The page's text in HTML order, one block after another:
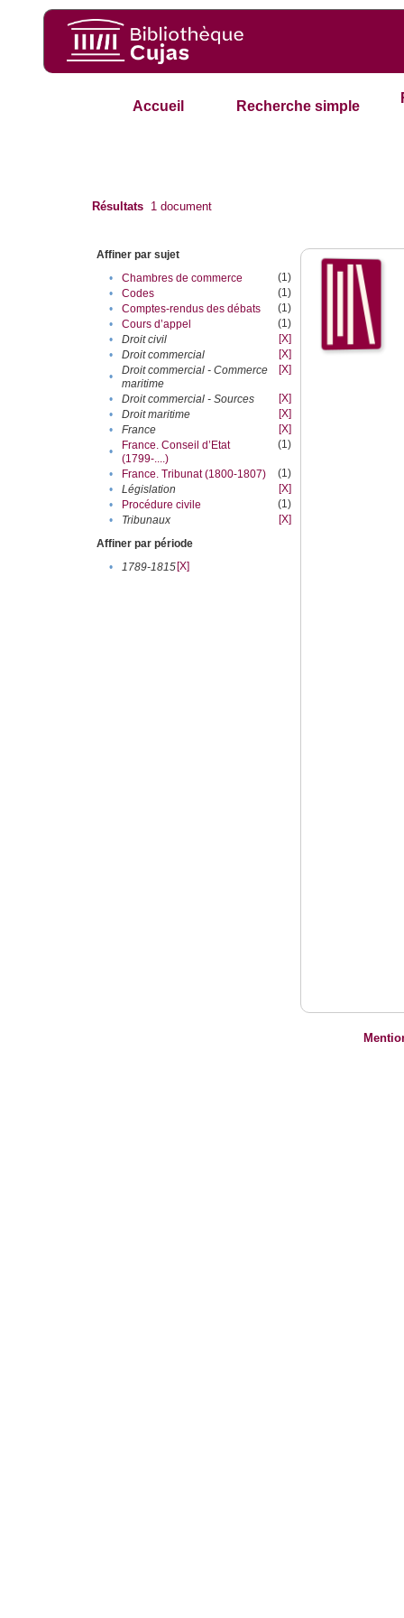
Accueil Recherche simple
Résultats 1 document
Affiner par sujet
•
Chambres de commerce
(1)
•
Codes
(1)
•
Comptes-rendus des débats
(1)
•
Cours d’appel
(1)
•
Droit civil
[X]
•
Droit commercial
[X]
•
Droit commercial - Commerce
maritime
[X]
• Droit commercial - Sources
[X]
•
Droit maritime
[X]
•
France
[X]
•
France. Conseil d’Etat
(1799-....)
(1)
• France. Tribunat (1800-1807)
(1)
•
Législation
[X]
•
Procédure civile
(1)
•
Tribunaux
[X]
Affiner par période
•
1789-1815[X]